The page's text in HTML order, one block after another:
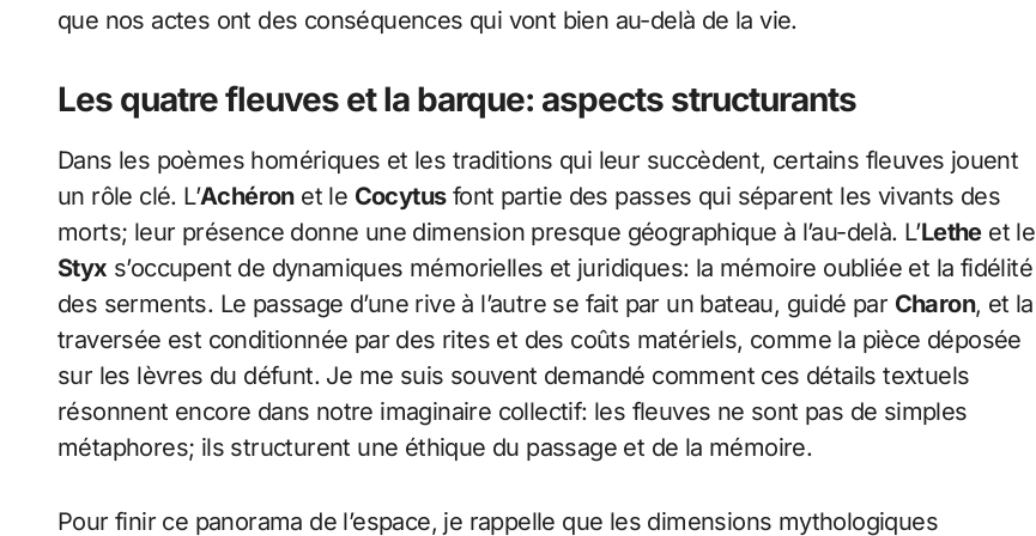
que nos actes ont des conséquences qui vont bien au-delà de la vie.
Les quatre fleuves et la barque: aspects structurants
Dans les poèmes homériques et les traditions qui leur succèdent, certains fleuves jouent
un rôle clé. L’Achéronet le Cocytusfont partie des passes qui séparent les vivants des
morts; leur présence donne une dimension presque géographique à l’au-delà. L’Letheet le
Styx s’occupent de dynamiques mémorielles et juridiques: la mémoire oubliée et la fidélité
des serments. Le passage d’une rive à l’autre se fait par un bateau, guidé par Charon, et la
traversée est conditionnée par des rites et des coûts matériels, comme la pièce déposée
sur les lèvres du défunt. Je me suis souvent demandé comment ces détails textuels
résonnent encore dans notre imaginaire collectif: les fleuves ne sont pas de simples
métaphores; ils structurent une éthique du passage et de la mémoire.
Pour finir ce panorama de l’espace, je rappelle que les dimensions mythologiques